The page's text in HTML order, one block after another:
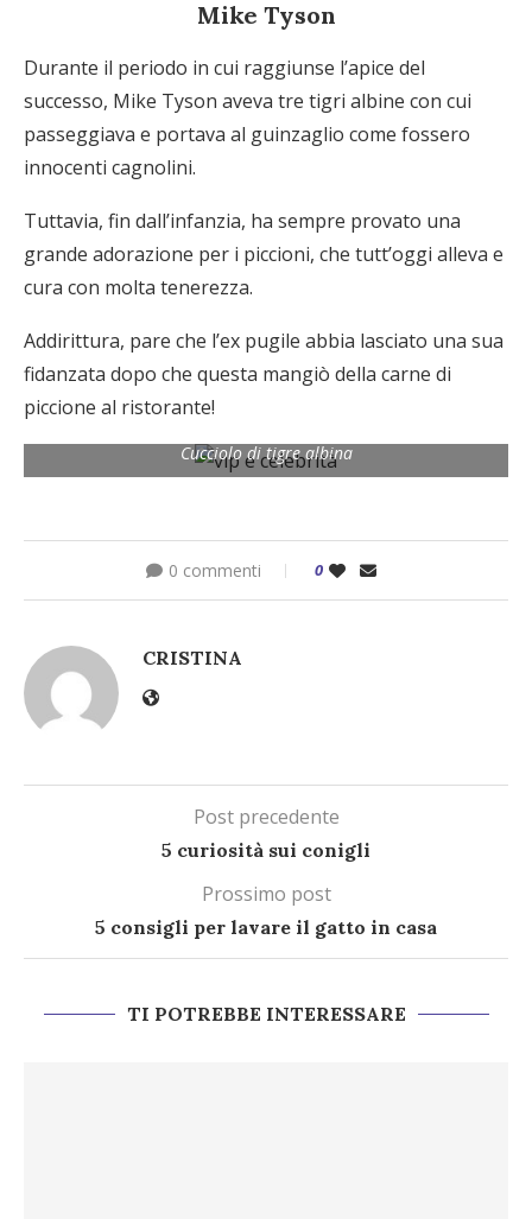
Mike Tyson
Durante il periodo in cui raggiunse l’apice del
successo, Mike Tyson aveva tre tigri albine con cui
passeggiava e portava al guinzaglio come fossero
innocenti cagnolini.
Tuttavia, fin dall’infanzia, ha sempre provato una
grande adorazione per i piccioni, che tutt’oggi alleva e
cura con molta tenerezza.
Addirittura, pare che l’ex pugile abbia lasciato una sua
fidanzata dopo che questa mangiò della carne di
piccione al ristorante!
Cucciolo di tigre albina
0 commenti 0
CRISTINA
Post precedente
5 curiosità sui conigli
Prossimo post
5 consigli per lavare il gatto in casa
TI POTREBBE INTERESSARE